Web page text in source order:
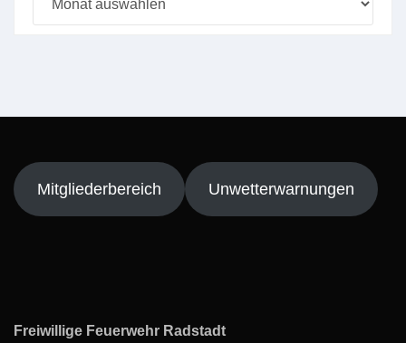
Mitgliederbereich Unwetterwarnungen
Freiwillige Feuerwehr Radstadt